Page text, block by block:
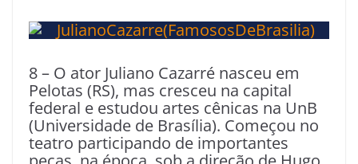
8 – O ator Juliano Cazarré nasceu em
Pelotas (RS), mas cresceu na capital
federal e estudou artes cênicas na UnB
(Universidade de Brasília). Começou no
teatro participando de importantes